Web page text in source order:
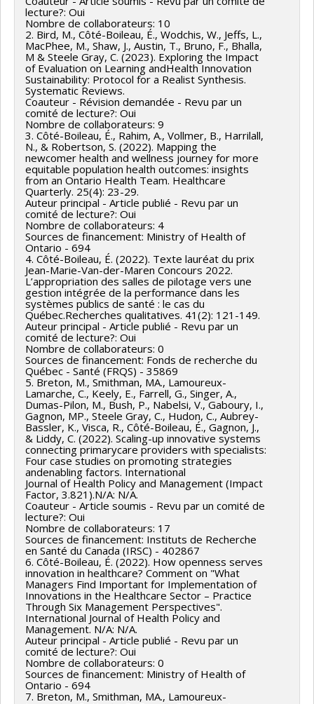
- 2019/09 Animer un atelier interactif sur le pilotage
tactique et opérationnel de la performance,
Collaboration en R et D avec l'industrie Groupe,
organisation ou entreprise bénéficiant des services:
Centre intégré de santé et de services sociaux de la
Montérégie-Centre
Client principal: Responsable des politiques ou
organisme de règlementation
Résultat: Diffusion : Présentation des résultats
préliminaires de la recherche (aux membres de la
direction régionale tactique). Échange : Discussion des
défis liés aux salles de pilotage tactique et
opérationnelles, et recherche de solutions.
Références / Citations / Sites web: Atelier interactif:
du pilotage à l’innovation au service des usagers &
des équipes. Direction des services multidisciplinaires,
Centre intégré de
santé et de services sociaux de la Montérégie-Centre.
- 2019/08 Co-animer un atelier sur le pilotage multi-
niveaux de la performance, Collaboration en R et D
avec l'industrie Groupe, organisation ou entreprise
bénéficiant des services: Centre intégré universitaire
de santé et de services sociaux de la Mauricie-et-du-
Centre-du-Québec
Client principal: Responsable des politiques ou
organisme de règlementation
Résultat: Échange : Discussion des défis liés aux salles
de pilotage tactiques et opérationnelles, et recherche
de solutions. Utilisation : Développement d’un nouveau
modèle (design) de salle de pilotage tactique
(facultatif pour l’opérationnel).
- 2019/08 Co-animer un atelier sur le pilotage multi-
niveaux de la performance, Collaboration en R et D
avec l'industrie Groupe, organisation ou entreprise
bénéficiant des services: Centre intégré de santé et
de services sociaux de la Capitale-Nationale
Client principal: Responsable des politiques ou
organisme de règlementation
Résultat: Échange : Discussion des défis liés aux salles
de pilotage tactiques et opérationnelles, et recherche
gouvernance des organisations de santé liées à
l'implantation de la gestion intégrée de la performance
lecture?: Oui
Nombre de collaborateurs: 10
2. Bird, M., Côté-Boileau, É., Wodchis, W., Jeffs, L.,
MacPhee, M., Shaw, J., Austin, T., Bruno, F., Bhalla,
M & Steele Gray, C. (2023). Exploring the Impact
of Evaluation on Learning andHealth Innovation
Sustainability: Protocol for a Realist Synthesis.
Systematic Reviews.
Coauteur - Révision demandée - Revu par un
comité de lecture?: Oui
Nombre de collaborateurs: 9
3. Côté-Boileau, É., Rahim, A., Vollmer, B., Harrilall,
N., & Robertson, S. (2022). Mapping the
newcomer health and wellness journey for more
equitable population health outcomes: insights
from an Ontario Health Team. Healthcare
Quarterly. 25(4): 23-29.
Auteur principal - Article publié - Revu par un
comité de lecture?: Oui
Nombre de collaborateurs: 4
Sources de financement: Ministry of Health of
Ontario - 694
4. Côté-Boileau, É. (2022). Texte lauréat du prix
Jean-Marie-Van-der-Maren Concours 2022.
L’appropriation des salles de pilotage vers une
gestion intégrée de la performance dans les
systèmes publics de santé : le cas du
Québec.Recherches qualitatives. 41(2): 121-149.
Auteur principal - Article publié - Revu par un
comité de lecture?: Oui
Nombre de collaborateurs: 0
Sources de financement: Fonds de recherche du
Québec - Santé (FRQS) - 35869
5. Breton, M., Smithman, MA., Lamoureux-
Lamarche, C., Keely, E., Farrell, G., Singer, A.,
Dumas-Pilon, M., Bush, P., Nabelsi, V., Gaboury, I.,
Gagnon, MP., Steele Gray, C., Hudon, C., Aubrey-
Bassler, K., Visca, R., Côté-Boileau, É., Gagnon, J.,
& Liddy, C. (2022). Scaling-up innovative systems
connecting primarycare providers with specialists:
Four case studies on promoting strategies
andenabling factors. International
Journal of Health Policy and Management (Impact
Factor, 3.821).N/A: N/A.
Coauteur - Article soumis - Revu par un comité de
lecture?: Oui
Nombre de collaborateurs: 17
Sources de financement: Instituts de Recherche
en Santé du Canada (IRSC) - 402867
6. Côté-Boileau, É. (2022). How openness serves
innovation in healthcare? Comment on "What
Managers Find Important for Implementation of
Innovations in the Healthcare Sector – Practice
Through Six Management Perspectives".
International Journal of Health Policy and
Management. N/A: N/A.
Auteur principal - Article publié - Revu par un
comité de lecture?: Oui
Nombre de collaborateurs: 0
Sources de financement: Ministry of Health of
Ontario - 694
7. Breton, M., Smithman, MA., Lamoureux-